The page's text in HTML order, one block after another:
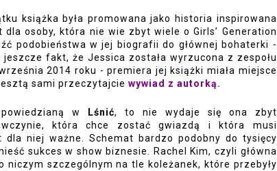
książka była promowana jako historia inspirowana
podobieństwa w jej biografii do głównej bohaterki -
fakt, że Jessica została wyrzucona z zespołu
2014 roku - premiera jej książki miała miejsce
sami przeczytajcie wywiad z autorką.
w Lśnić, to nie wydaje się ona zbyt
która chce zostać gwiazdą i która musi
niej ważne. Schemat bardzo podobny do tysięcy
sukces w show biznesie. Rachel Kim, czyli główna
niczym szczególnym na tle koleżanek, które przebyły